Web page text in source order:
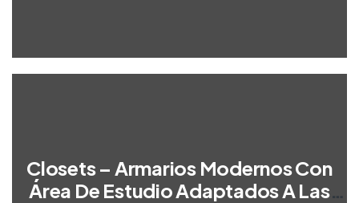
Closets – Armarios Modernos Con
Área De Estudio Adaptados A Las